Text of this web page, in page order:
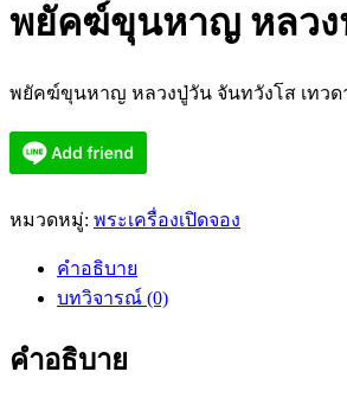
พยัคฆ์ขุนหาญ หลวง
พยัคฆ์ขุนหาญ หลวงปู่วัน จันทวังโส เทวด
หมวดหมู่: พระเครื่องเปิดจอง
คำอธิบาย
บทวิจารณ์ (0)
คำอธิบาย